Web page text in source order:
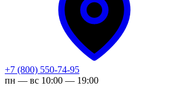
+7 (800) 550-74-95
пн — вс 10:00 — 19:00